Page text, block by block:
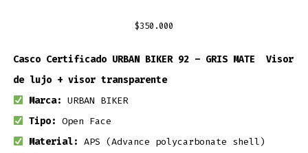
$350.000
Casco Certificado URBAN BIKER 92 – GRIS MATE Visor
de lujo + visor transparente
Marca: URBAN BIKER
Tipo: Open Face
Material: APS (Advance polycarbonate shell)